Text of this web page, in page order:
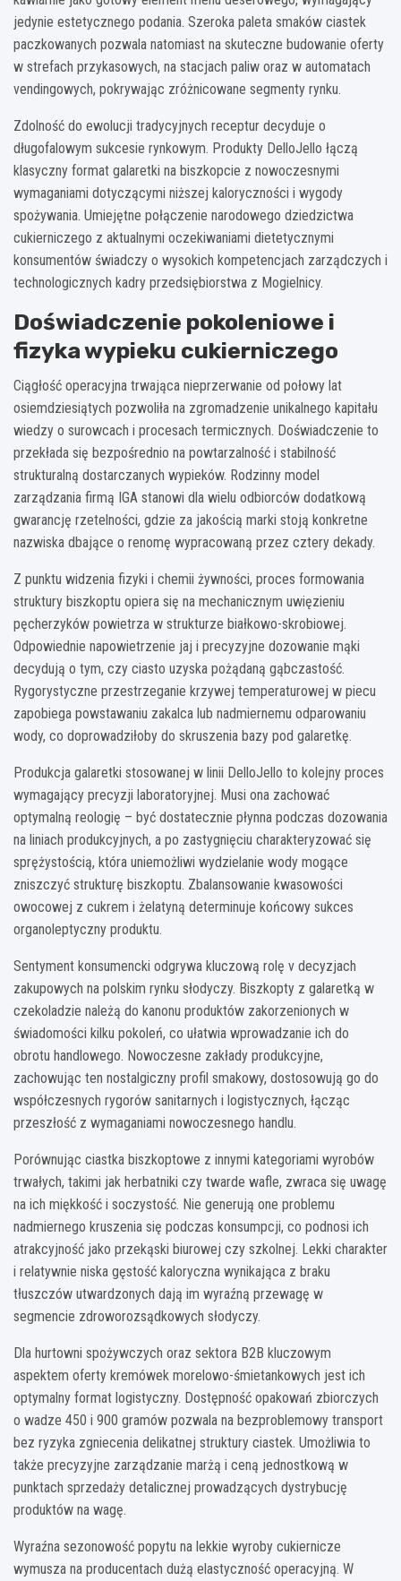
jedynie estetycznego podania. Szeroka paleta smaków ciastek
paczkowanych pozwala natomiast na skuteczne budowanie oferty
w strefach przykasowych, na stacjach paliw oraz w automatach
vendingowych, pokrywając zróżnicowane segmenty rynku.
Zdolność do ewolucji tradycyjnych receptur decyduje o
długofalowym sukcesie rynkowym. Produkty DelloJello łączą
klasyczny format galaretki na biszkopcie z nowoczesnymi
wymaganiami dotyczącymi niższej kaloryczności i wygody
spożywania. Umiejętne połączenie narodowego dziedzictwa
cukierniczego z aktualnymi oczekiwaniami dietetycznymi
konsumentów świadczy o wysokich kompetencjach zarządczych i
technologicznych kadry przedsiębiorstwa z Mogielnicy.
Doświadczenie pokoleniowe i
fizyka wypieku cukierniczego
Ciągłość operacyjna trwająca nieprzerwanie od połowy lat
osiemdziesiątych pozwoliła na zgromadzenie unikalnego kapitału
wiedzy o surowcach i procesach termicznych. Doświadczenie to
przekłada się bezpośrednio na powtarzalność i stabilność
strukturalną dostarczanych wypieków. Rodzinny model
zarządzania firmą IGA stanowi dla wielu odbiorców dodatkową
gwarancję rzetelności, gdzie za jakością marki stoją konkretne
nazwiska dbające o renomę wypracowaną przez cztery dekady.
Z punktu widzenia fizyki i chemii żywności, proces formowania
struktury biszkoptu opiera się na mechanicznym uwięzieniu
pęcherzyków powietrza w strukturze białkowo-skrobiowej.
Odpowiednie napowietrzenie jaj i precyzyjne dozowanie mąki
decydują o tym, czy ciasto uzyska pożądaną gąbczastość.
Rygorystyczne przestrzeganie krzywej temperaturowej w piecu
zapobiega powstawaniu zakalca lub nadmiernemu odparowaniu
wody, co doprowadziłoby do skruszenia bazy pod galaretkę.
Produkcja galaretki stosowanej w linii DelloJello to kolejny proces
wymagający precyzji laboratoryjnej. Musi ona zachować
optymalną reologię – być dostatecznie płynna podczas dozowania
na liniach produkcyjnych, a po zastygnięciu charakteryzować się
sprężystością, która uniemożliwi wydzielanie wody mogące
zniszczyć strukturę biszkoptu. Zbalansowanie kwasowości
owocowej z cukrem i żelatyną determinuje końcowy sukces
organoleptyczny produktu.
Sentyment konsumencki odgrywa kluczową rolę v decyzjach
zakupowych na polskim rynku słodyczy. Biszkopty z galaretką w
czekoladzie należą do kanonu produktów zakorzenionych w
świadomości kilku pokoleń, co ułatwia wprowadzanie ich do
obrotu handlowego. Nowoczesne zakłady produkcyjne,
zachowując ten nostalgiczny profil smakowy, dostosowują go do
współczesnych rygorów sanitarnych i logistycznych, łącząc
przeszłość z wymaganiami nowoczesnego handlu.
Porównując ciastka biszkoptowe z innymi kategoriami wyrobów
trwałych, takimi jak herbatniki czy twarde wafle, zwraca się uwagę
na ich miękkość i soczystość. Nie generują one problemu
nadmiernego kruszenia się podczas konsumpcji, co podnosi ich
atrakcyjność jako przekąski biurowej czy szkolnej. Lekki charakter
i relatywnie niska gęstość kaloryczna wynikająca z braku
tłuszczów utwardzonych dają im wyraźną przewagę w
segmencie zdroworozsądkowych słodyczy.
Dla hurtowni spożywczych oraz sektora B2B kluczowym
aspektem oferty kremówek morelowo-śmietankowych jest ich
optymalny format logistyczny. Dostępność opakowań zbiorczych
o wadze 450 i 900 gramów pozwala na bezproblemowy transport
bez ryzyka zgniecenia delikatnej struktury ciastek. Umożliwia to
także precyzyjne zarządzanie marżą i ceną jednostkową w
punktach sprzedaży detalicznej prowadzących dystrybucję
produktów na wagę.
Wyraźna sezonowość popytu na lekkie wyroby cukiernicze
wymusza na producentach dużą elastyczność operacyjną. W